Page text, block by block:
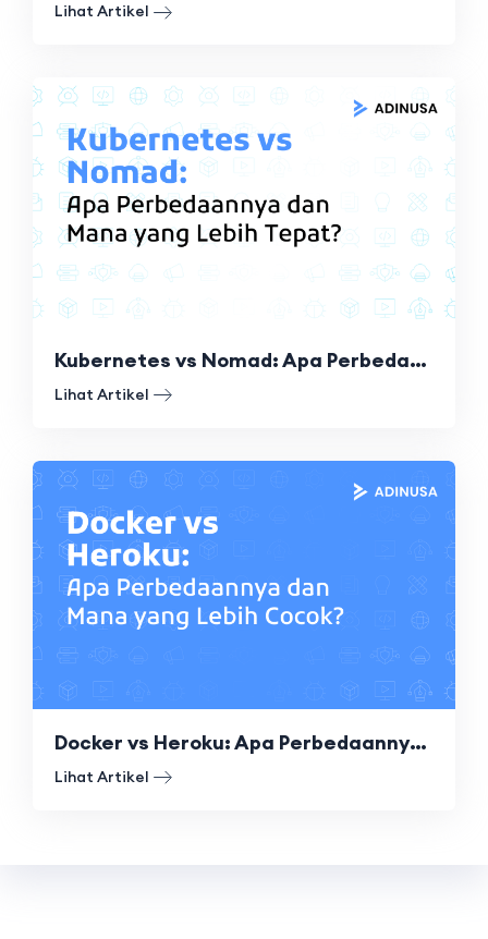
Lihat Artikel
Kubernetes vs Nomad: Apa Perbedaannya dan Mana yang Lebih Tepat?
Lihat Artikel
Docker vs Heroku: Apa Perbedaannya dan Mana yang Lebih Cocok?
Lihat Artikel